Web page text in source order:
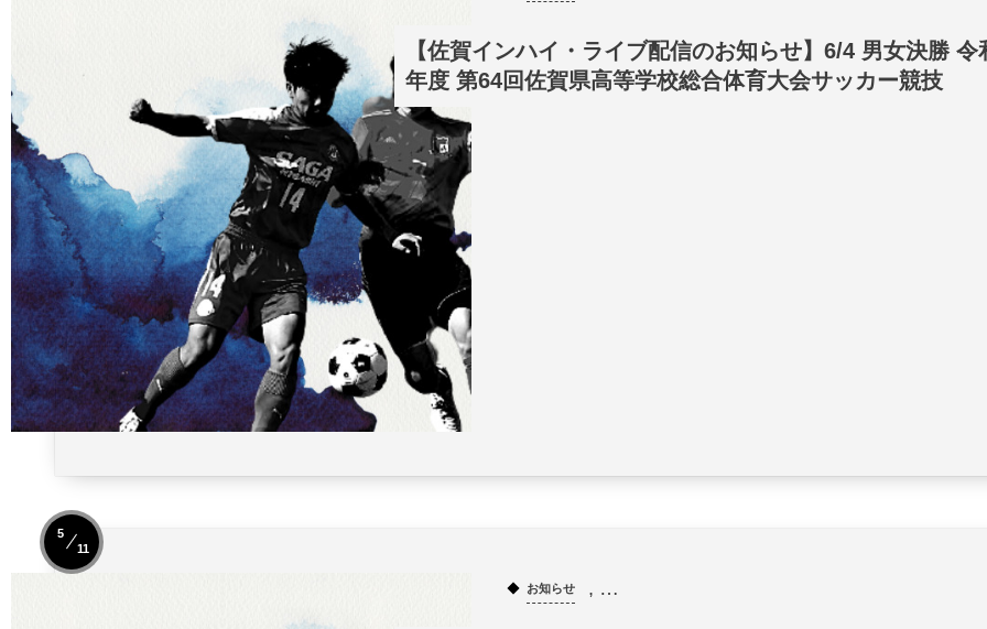
【佐賀インハイ・ライブ配信のお知らせ】6/4 男女決勝 令
年度 第64回佐賀県高等学校総合体育大会サッカー競技
お知らせ , …
5
11